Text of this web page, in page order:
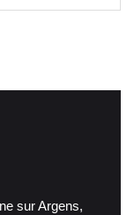
sur Argens,